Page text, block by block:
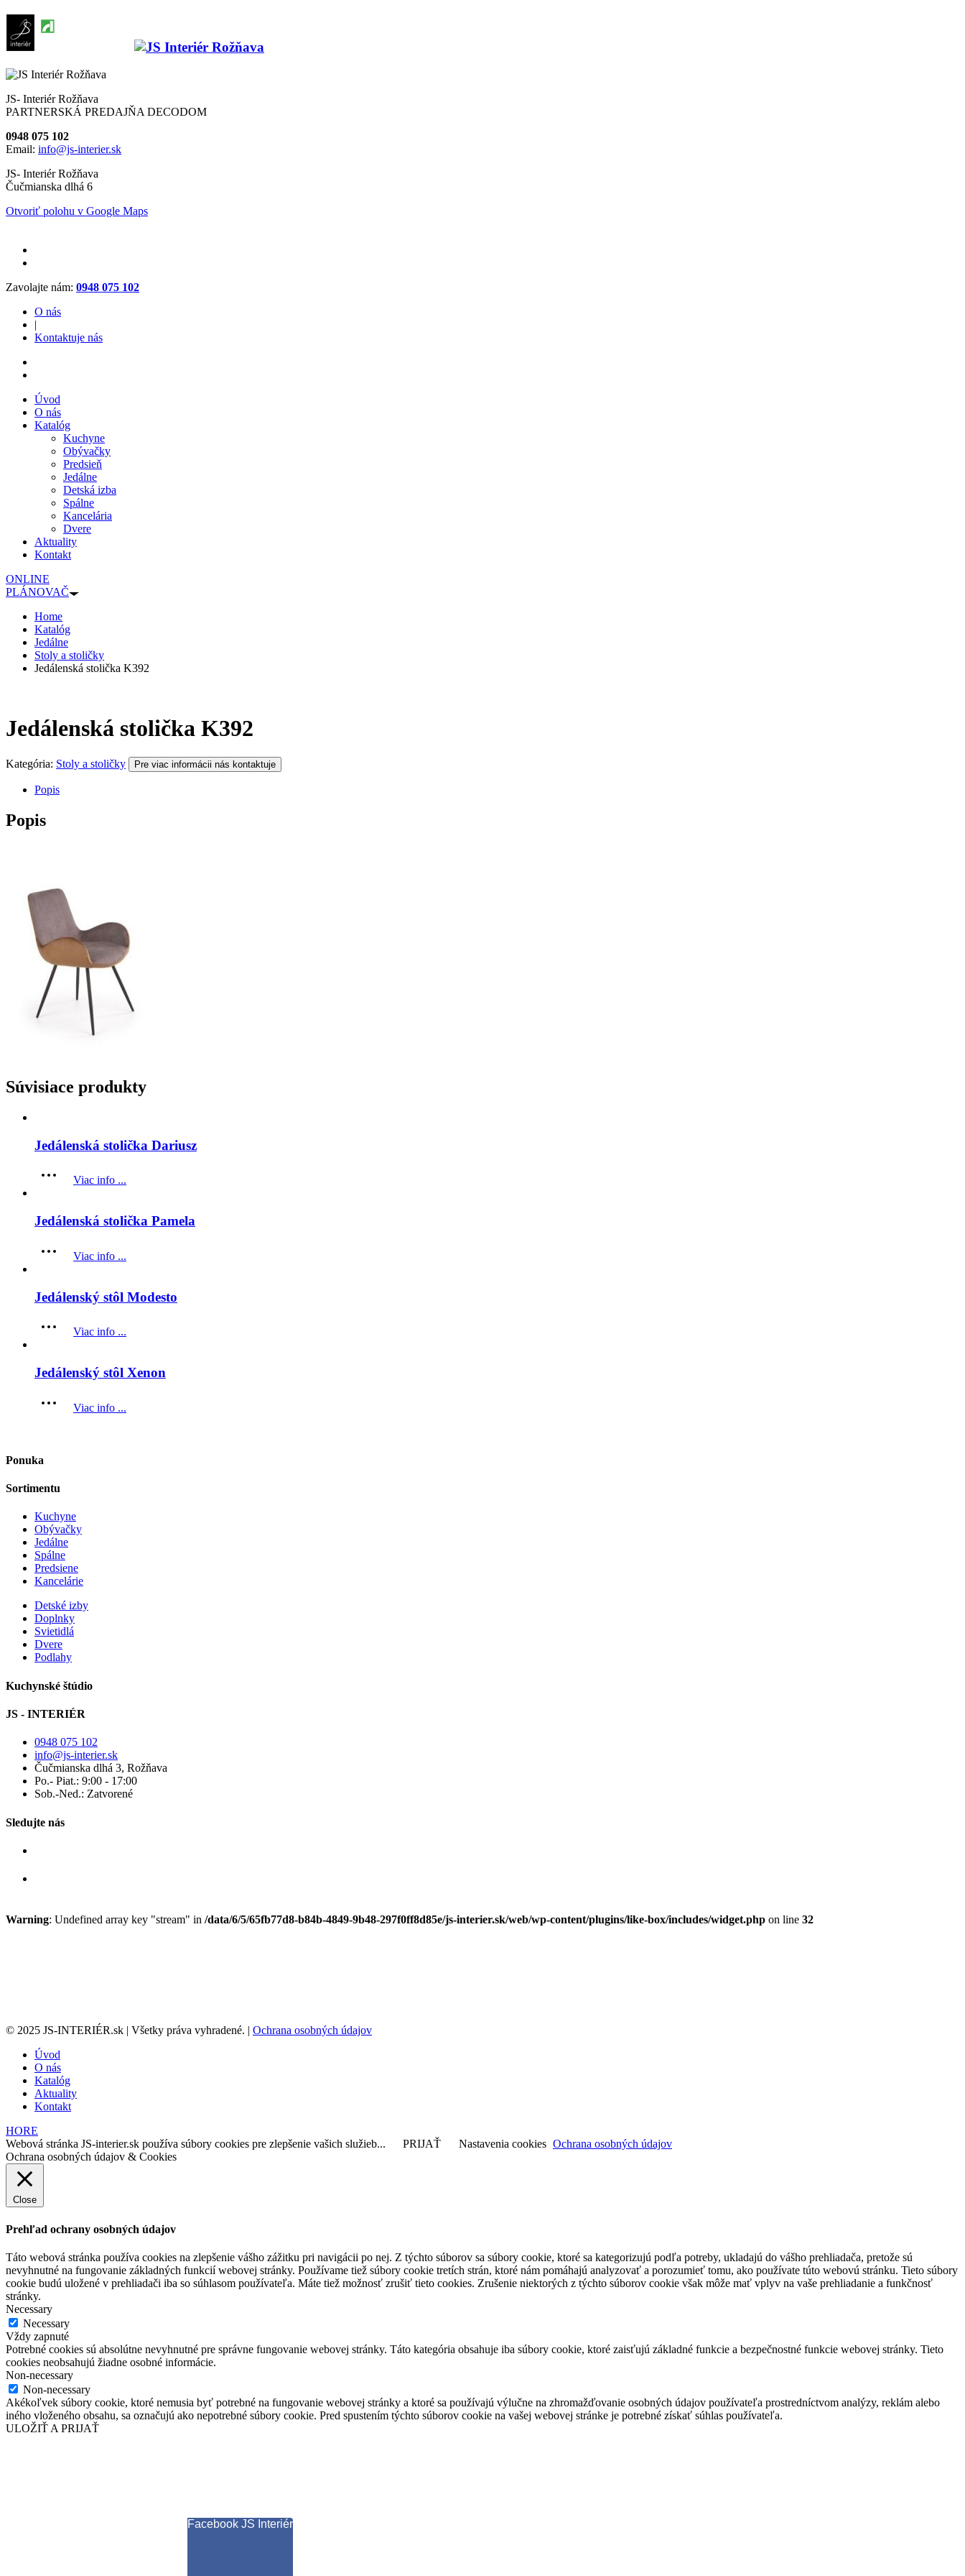
JS- Interiér Rožňava
PARTNERSKÁ PREDAJŇA DECODOM
0948 075 102
Email: info@js-interier.sk
JS- Interiér Rožňava
Čučmianska dlhá 6
Otvoriť polohu v Google Maps
Zavolajte nám: 0948 075 102
O nás
|
Kontaktuje nás
Úvod
O nás
Katalóg
Kuchyne
Obývačky
Predsieň
Jedálne
Detská izba
Spálne
Kancelária
Dvere
Aktuality
Kontakt
ONLINE
PLÁNOVAČ
Home
Katalóg
Jedálne
Stoly a stoličky
Jedálenská stolička K392
Jedálenská stolička K392
Kategória: Stoly a stoličky Pre viac informácii nás kontaktuje
Popis
Popis
Súvisiace produkty
Jedálenská stolička Dariusz
Viac info ...
Jedálenská stolička Pamela
Viac info ...
Jedálenský stôl Modesto
Viac info ...
Jedálenský stôl Xenon
Viac info ...
Ponuka
Sortimentu
Kuchyne
Obývačky
Jedálne
Spálne
Predsiene
Kancelárie
Detské izby
Doplnky
Svietidlá
Dvere
Podlahy
Kuchynské štúdio
JS - INTERIÉR
0948 075 102
info@js-interier.sk
Čučmianska dlhá 3, Rožňava
Po.- Piat.: 9:00 - 17:00
Sob.-Ned.: Zatvorené
Sledujte nás
Warning: Undefined array key "stream" in /data/6/5/65fb77d8-b84b-4849-9b48-297f0ff8d85e/js-interier.sk/web/wp-content/plugins/like-box/includes/widget.php on line 32
© 2025 JS-INTERIÉR.sk | Všetky práva vyhradené. | Ochrana osobných údajov
Úvod
O nás
Katalóg
Aktuality
Kontakt
HORE
Webová stránka JS-interier.sk používa súbory cookies pre zlepšenie vašich služieb...
PRIJAŤ Nastavenia cookies Ochrana osobných údajov
Ochrana osobných údajov & Cookies
Close
Prehľad ochrany osobných údajov
Táto webová stránka používa cookies na zlepšenie vášho zážitku pri navigácii po nej. Z týchto súborov sa súbory cookie, ktoré sa kategorizujú podľa potreby, ukladajú do vášho prehliadača, pretože sú
nevyhnutné na fungovanie základných funkcií webovej stránky. Používame tiež súbory cookie tretích strán, ktoré nám pomáhajú analyzovať a porozumieť tomu, ako používate túto webovú stránku. Tieto súbory
cookie budú uložené v prehliadači iba so súhlasom používateľa. Máte tiež možnosť zrušiť tieto cookies. Zrušenie niektorých z týchto súborov cookie však môže mať vplyv na vaše prehliadanie a funkčnosť
stránky.
Necessary
Necessary
Vždy zapnuté
Potrebné cookies sú absolútne nevyhnutné pre správne fungovanie webovej stránky. Táto kategória obsahuje iba súbory cookie, ktoré zaisťujú základné funkcie a bezpečnostné funkcie webovej stránky. Tieto
cookies neobsahujú žiadne osobné informácie.
Non-necessary
Non-necessary
Akékoľvek súbory cookie, ktoré nemusia byť potrebné na fungovanie webovej stránky a ktoré sa používajú výlučne na zhromažďovanie osobných údajov používateľa prostredníctvom analýzy, reklám alebo
iného vloženého obsahu, sa označujú ako nepotrebné súbory cookie. Pred spustením týchto súborov cookie na vašej webovej stránke je potrebné získať súhlas používateľa.
ULOŽIŤ A PRIJAŤ
Facebook JS Interiér